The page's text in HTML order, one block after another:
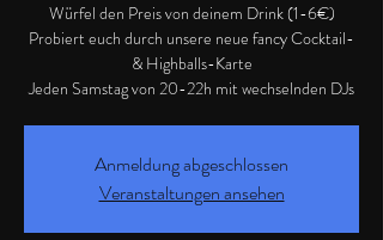
Würfel den Preis von deinem Drink (1-6€)
Probiert euch durch unsere neue fancy Cocktail-
& Highballs-Karte
Jeden Samstag von 20-22h mit wechselnden DJs
Anmeldung abgeschlossen
Veranstaltungen ansehen